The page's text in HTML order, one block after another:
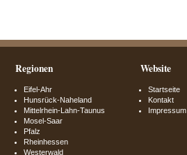
Regionen
Eifel-Ahr
Hunsrück-Naheland
Mittelrhein-Lahn-Taunus
Mosel-Saar
Pfalz
Rheinhessen
Westerwald
Website
Startseite
Kontakt
Impressum